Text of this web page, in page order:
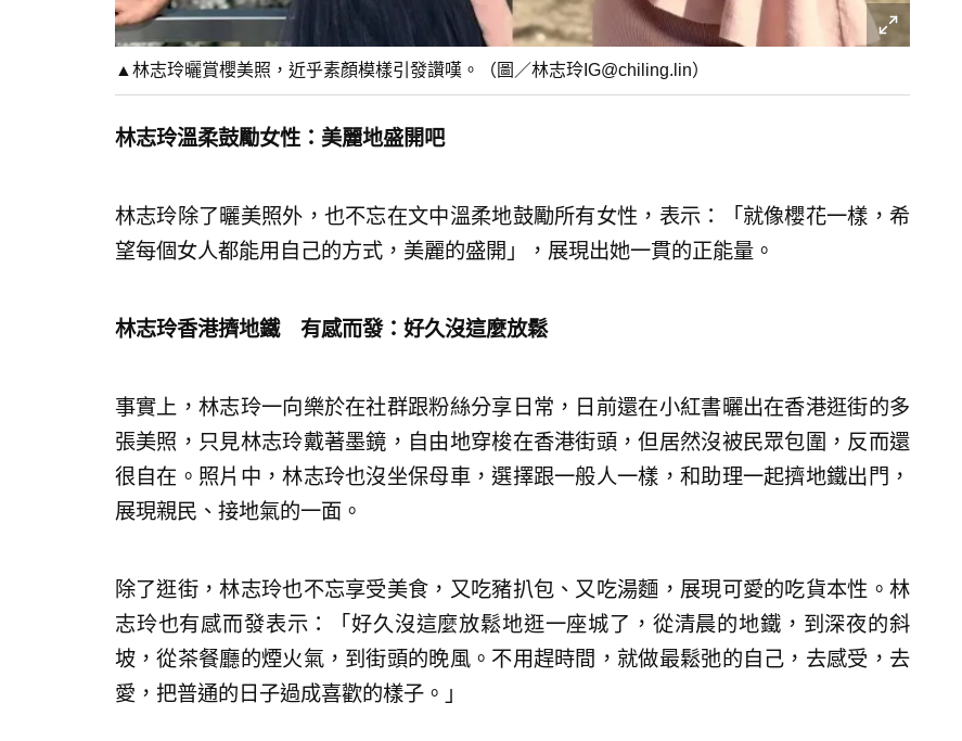
▲林志玲曬賞櫻美照，近乎素顏模樣引發讚嘆。（圖／林志玲IG@chiling.lin）
林志玲溫柔鼓勵女性：美麗地盛開吧
林志玲除了曬美照外，也不忘在文中溫柔地鼓勵所有女性，表示：「就像櫻花一樣，希
望每個女人都能用自己的方式，美麗的盛開」，展現出她一貫的正能量。
林志玲香港擠地鐵 有感而發：好久沒這麼放鬆
事實上，林志玲一向樂於在社群跟粉絲分享日常，日前還在小紅書曬出在香港逛街的多
張美照，只見林志玲戴著墨鏡，自由地穿梭在香港街頭，但居然沒被民眾包圍，反而還
很自在。照片中，林志玲也沒坐保母車，選擇跟一般人一樣，和助理一起擠地鐵出門，
展現親民、接地氣的一面。
除了逛街，林志玲也不忘享受美食，又吃豬扒包、又吃湯麵，展現可愛的吃貨本性。林
志玲也有感而發表示：「好久沒這麼放鬆地逛一座城了，從清晨的地鐵，到深夜的斜
坡，從茶餐廳的煙火氣，到街頭的晚風。不用趕時間，就做最鬆弛的自己，去感受，去
愛，把普通的日子過成喜歡的樣子。」